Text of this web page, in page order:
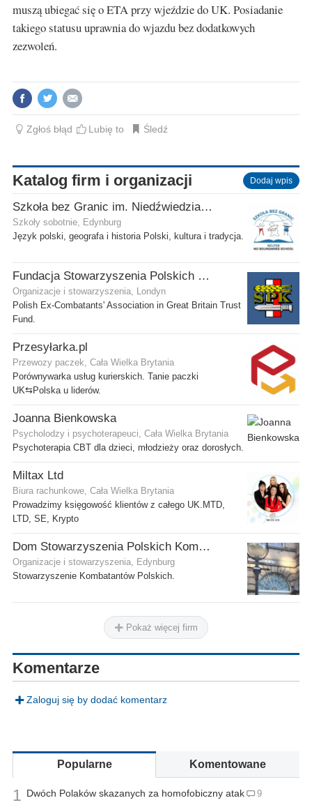
muszą ubiegać się o ETA przy wjeździe do UK. Posiadanie
takiego statusu uprawnia do wjazdu bez dodatkowych
zezwoleń.
Zgłoś błąd Lubię to Śledź
Katalog firm i organizacji Dodaj wpis
Szkoła bez Granic im. Niedźwiedzia Wojtka
Szkoły sobotnie, Edynburg
Język polski, geografa i historia Polski, kultura i tradycja.
Fundacja Stowarzyszenia Polskich Kombatantów w Wielkiej Brytanii
Organizacje i stowarzyszenia, Londyn
Polish Ex-Combatants' Association in Great Britain Trust
Fund.
Przesyłarka.pl
Przewozy paczek, Cała Wielka Brytania
Porównywarka usług kurierskich. Tanie paczki
UK⇆Polska u liderów.
Joanna Bienkowska
Psycholodzy i psychoterapeuci, Cała Wielka Brytania
Psychoterapia CBT dla dzieci, młodzieży oraz dorosłych.
Miltax Ltd
Biura rachunkowe, Cała Wielka Brytania
Prowadzimy księgowość klientów z całego UK.MTD,
LTD, SE, Krypto
Dom Stowarzyszenia Polskich Kombatantów (SPK) w Edynburgu
Organizacje i stowarzyszenia, Edynburg
Stowarzyszenie Kombatantów Polskich.
Pokaż więcej firm
Komentarze
Zaloguj się by dodać komentarz
Popularne Komentowane
1 Dwóch Polaków skazanych za homofobiczny atak 9